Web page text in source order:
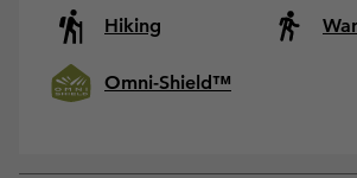
Hiking
Omni-Shield™